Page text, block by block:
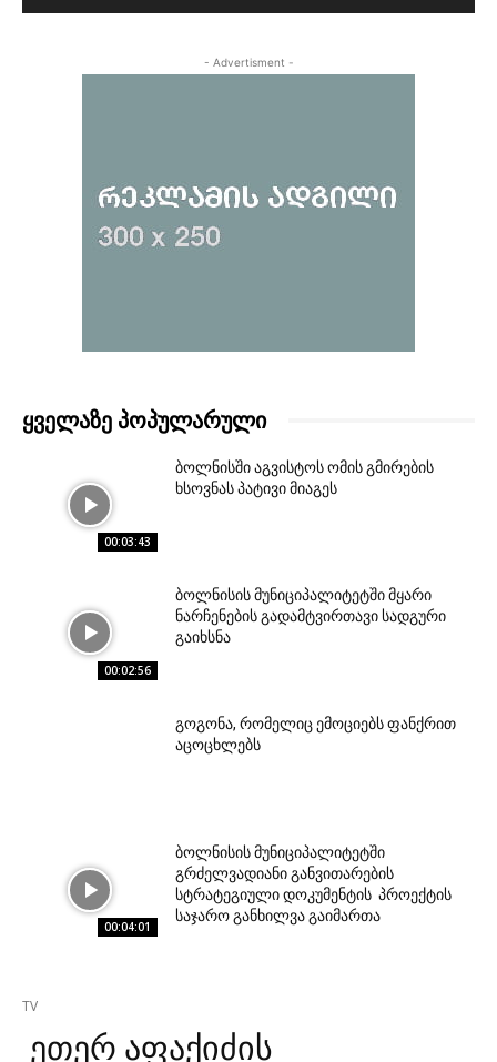
- Advertisment -
ᲧᲕᲔᲚᲐᲖᲔ ᲞᲝᲞᲣᲚᲐᲠᲣᲚᲘ
00:03:43
ბოლნისში აგვისტოს ომის გმირების
ხსოვნას პატივი მიაგეს
00:02:56
ბოლნისის მუნიციპალიტეტში მყარი
ნარჩენების გადამტვირთავი სადგური
გაიხსნა
გოგონა, რომელიც ემოციებს ფანქრით
აცოცხლებს
00:04:01
ბოლნისის მუნიციპალიტეტში
გრძელვადიანი განვითარების
სტრატეგიული დოკუმენტის პროექტის
საჯარო განხილვა გაიმართა